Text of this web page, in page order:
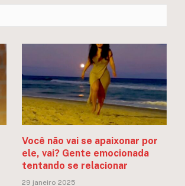
Você não vai se apaixonar por
ele, vai? Gente emocionada
tentando se relacionar
29 janeiro 2025